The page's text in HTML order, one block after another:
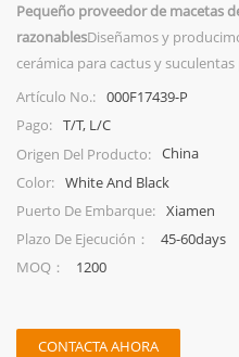
Pequeño proveedor de macetas
razonablesDiseñamos y
cerámica para cactus y
oficina.
Artículo No.: 000F17439-P
Pago: T/T, L/C
Origen Del Producto: China
Color: White And Black
Puerto De Embarque: Xiamen
Plazo De Ejecución：
45-60days
MOQ：
1200
CONTACTA AHORA